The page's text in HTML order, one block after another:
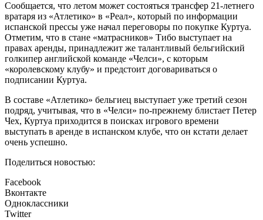
Сообщается, что летом может состояться трансфер 21-летнего
вратаря из «Атлетико» в «Реал», который по информации
испанской прессы уже начал переговоры по покупке Куртуа.
Отметим, что в стане «матрасников» Тибо выступает на
правах аренды, принадлежит же талантливый бельгийский
голкипер английской команде «Челси», с которым
«королевскому клубу» и предстоит договариваться о
подписании Куртуа.
В составе «Атлетико» бельгиец выступает уже третий сезон
подряд, учитывая, что в «Челси» по-прежнему блистает Петер
Чех, Куртуа приходится в поисках игрового времени
выступать в аренде в испанском клубе, что он кстати делает
очень успешно.
Поделиться новостью:
Facebook
Вконтакте
Одноклассники
Twitter